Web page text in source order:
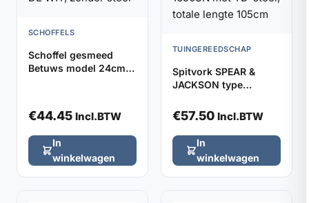
SCHOFFELS
Schoffel gesmeed
Betuws model 24cm
€44.45 Incl.BTW
In
winkelwagen
TUINGEREEDSCHAP
Spitvork SPEAR &
JACKSON type
totale lengte 105cm
€57.50 Incl.BTW
In
winkelwagen